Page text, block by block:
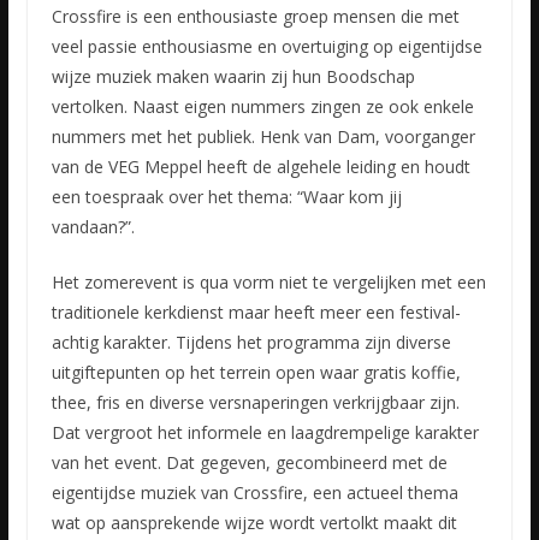
Crossfire is een enthousiaste groep mensen die met
veel passie enthousiasme en overtuiging op eigentijdse
wijze muziek maken waarin zij hun Boodschap
vertolken. Naast eigen nummers zingen ze ook enkele
nummers met het publiek. Henk van Dam, voorganger
van de VEG Meppel heeft de algehele leiding en houdt
een toespraak over het thema: “Waar kom jij
vandaan?”.
Het zomerevent is qua vorm niet te vergelijken met een
traditionele kerkdienst maar heeft meer een festival-
achtig karakter. Tijdens het programma zijn diverse
uitgiftepunten op het terrein open waar gratis koffie,
thee, fris en diverse versnaperingen verkrijgbaar zijn.
Dat vergroot het informele en laagdrempelige karakter
van het event. Dat gegeven, gecombineerd met de
eigentijdse muziek van Crossfire, een actueel thema
wat op aansprekende wijze wordt vertolkt maakt dit